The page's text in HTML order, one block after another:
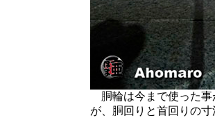
胴輪は今まで使った事
が、胴回りと首回りの